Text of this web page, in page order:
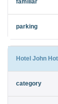
Hotel John